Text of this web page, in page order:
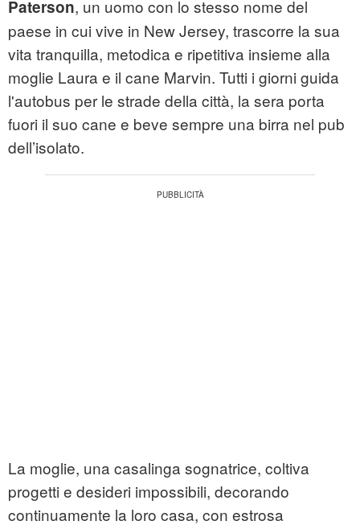
Paterson, un uomo con lo stesso nome del
paese in cui vive in New Jersey, trascorre la sua
vita tranquilla, metodica e ripetitiva insieme alla
moglie Laura e il cane Marvin. Tutti i giorni guida
l'autobus per le strade della città, la sera porta
fuori il suo cane e beve sempre una birra nel pub
dell’isolato.
La moglie, una casalinga sognatrice, coltiva
progetti e desideri impossibili, decorando
continuamente la loro casa, con estrosa